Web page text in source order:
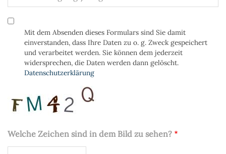
Datenschutz
Mit dem Absenden dieses Formulars sind Sie damit
einverstanden, dass Ihre Daten zu o. g. Zweck gespeichert
und verarbeitet werden. Sie können dem jederzeit
widersprechen, die Daten werden dann gelöscht.
Datenschutzerklärung
Welche Zeichen sind in dem Bild zu sehen?